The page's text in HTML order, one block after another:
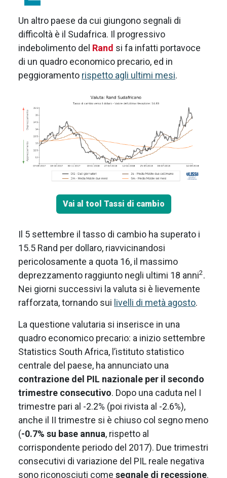
Un altro paese da cui giungono segnali di
difficoltà è il Sudafrica. Il progressivo
indebolimento del Rand si fa infatti portavoce
di un quadro economico precario, ed in
peggioramento rispetto agli ultimi mesi.
Vai al tool Tassi di cambio
Il 5 settembre il tasso di cambio ha superato i
15.5 Rand per dollaro, riavvicinandosi
pericolosamente a quota 16, il massimo
deprezzamento raggiunto negli ultimi 18 anni2.
Nei giorni successivi la valuta si è lievemente
rafforzata, tornando sui livelli di metà agosto.
La questione valutaria si inserisce in una
quadro economico precario: a inizio settembre
Statistics South Africa, l’istituto statistico
centrale del paese, ha annunciato una
contrazione del PIL nazionale per il secondo
trimestre consecutivo. Dopo una caduta nel I
trimestre pari al -2.2% (poi rivista al -2.6%),
anche il II trimestre si è chiuso col segno meno
(-0.7% su base annua, rispetto al
corrispondente periodo del 2017). Due trimestri
consecutivi di variazione del PIL reale negativa
sono riconosciuti come segnale di recessione.